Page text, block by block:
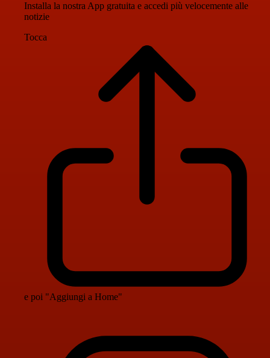
Installa la nostra App gratuita e accedi più velocemente alle
notizie
Tocca
e poi "Aggiungi a Home"